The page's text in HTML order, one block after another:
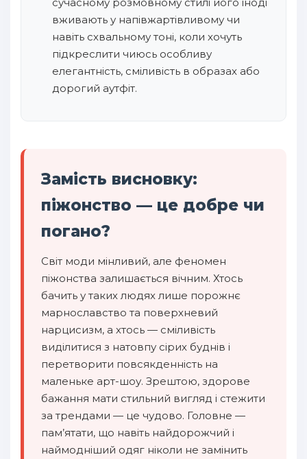
вживають у напівжартівливому чи
навіть схвальному тоні, коли хочуть
підкреслити чиюсь особливу
елегантність, сміливість в образах або
дорогий аутфіт.
Замість висновку:
піжонство — це добре чи
погано?
Світ моди мінливий, але феномен
піжонства залишається вічним. Хтось
бачить у таких людях лише порожнє
марнославство та поверхневий
нарцисизм, а хтось — сміливість
виділитися з натовпу сірих буднів і
перетворити повсякденність на
маленьке арт-шоу. Зрештою, здорове
бажання мати стильний вигляд і стежити
за трендами — це чудово. Головне —
пам’ятати, що навіть найдорожчий і
наймодніший одяг ніколи не замінить